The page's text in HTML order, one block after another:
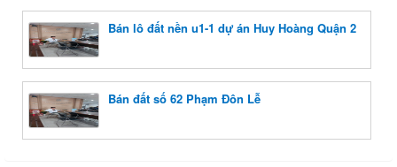
Bán lô đất nền u1-1 dự án Huy Hoàng Quận 2
Bán đất số 62 Phạm Đôn Lễ